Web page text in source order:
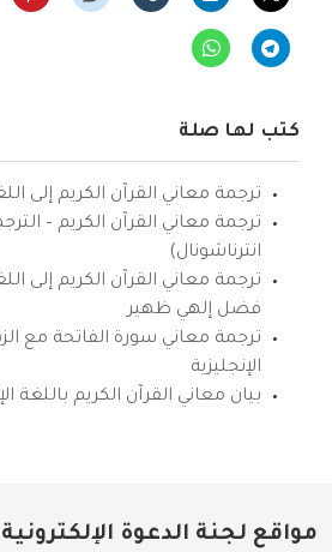
كتب لها صلة
ترجمة معاني القرآن الكريم إلى
ترجمة معاني القرآن الكريم –
انترناشونال)
ترجمة معاني القرآن الكريم إلى
فضل إلهي ظهير
ترجمة معاني سورة الفاتحة مع
الإنجليزية
بيان معاني القرآن الكريم باللغة
مواقع لجنة الدعوة الإلكترونية